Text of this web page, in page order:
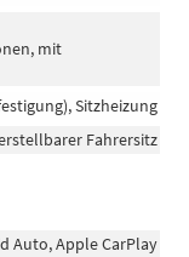
mit
Sitzheizung
Fahrersitz
Auto, Apple CarPlay